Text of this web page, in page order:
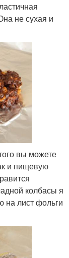
не сухая и
вы можете
и пищевую
колбасы я
на лист фольги